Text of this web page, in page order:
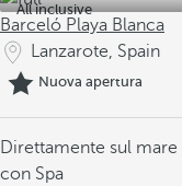
All inclusive
Barceló Playa Blanca
Lanzarote, Spain
Nuova apertura
Direttamente sul mare
con Spa